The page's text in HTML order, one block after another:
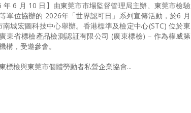
年 6 月 10 日】由東莞市市場監督管理局主辦、東莞市檢驗
單位協辦的 2026年「世界認可日」系列宣傳活動，於6 月
南城宏圖科技中心舉辦。香港標準及檢定中心(STC) 位於東
東省標檢產品檢測認証有限公司 (廣東標檢) – 作為權威第
構，受邀參會。
標檢與東莞市個體勞動者私營企業協會...